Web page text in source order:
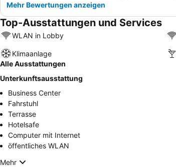
Mehr Bewertungen anzeigen
Top-Ausstattungen und Services
WLAN in Lobby
Klimaanlage
Alle Ausstattungen
Unterkunftsausstattung
Business Center
Fahrstuhl
Terrasse
Hotelsafe
Computer mit Internet
öffentliches WLAN
Mehr